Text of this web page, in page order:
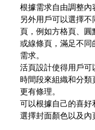
根據需求自由調整內
另外用戶可以選擇不
頁，例如方格頁、圓
或線條頁，滿足不同
需求。
活頁設計使得用戶可
時間段來組織和分類
更有條理。
可以根據自己的喜好
選擇封面顏色以及內